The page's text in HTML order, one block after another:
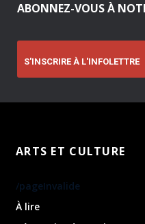
ABONNEZ-VOUS À
S'INSCRIRE À L'INFOLETTRE
ARTS ET CULTURE
/pageInvalide
À lire